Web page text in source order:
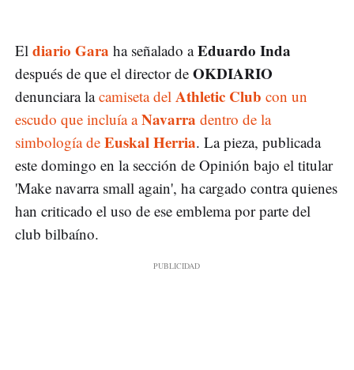
El diario Gara ha señalado aEduardo Inda
después de que el director de OKDIARIO
denunciara lacamiseta del Athletic Club con un
escudo que incluía aNavarra dentro de la
simbología de Euskal Herria. La pieza, publicada
este domingo en la sección de Opinión bajo el titular
'Make navarra small again', ha cargado contra quienes
han criticado el uso de ese emblema por parte del
club bilbaíno.